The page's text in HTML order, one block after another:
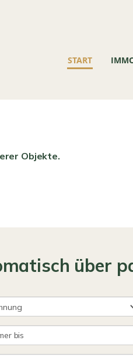
START
Objekte.
über